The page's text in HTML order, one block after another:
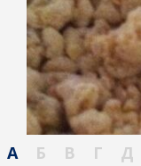
А Б В Г Д